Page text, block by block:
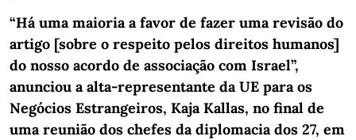
“Há uma maioria a favor de fazer uma revisão do
artigo [sobre o respeito pelos direitos humanos]
do nosso acordo de associação com Israel”,
anunciou a alta-representante da UE para os
Negócios Estrangeiros, Kaja Kallas, no final de
uma reunião dos chefes da diplomacia dos 27, em